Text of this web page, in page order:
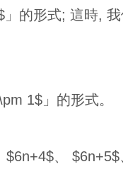
的形式; 這時,
1$」的形式。
、